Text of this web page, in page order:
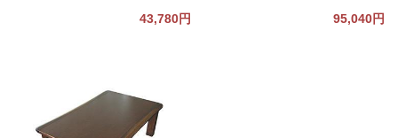
43,780円
95,040円